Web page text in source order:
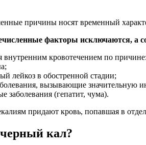
причины носят временный
факторы исключаются, а
кровотечением по
лейкоз в обостренной стадии;
вызывающие значительную
заболевания (гепатит, чума).
придают кровь, попавшая в
кал?